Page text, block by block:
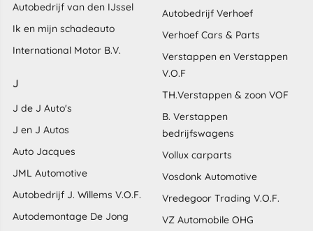
Autobedrijf van den IJssel
Ik en mijn schadeauto
International Motor B.V.
J
J de J Auto's
J en J Autos
Auto Jacques
JML Automotive
Autobedrijf J. Willems V.O.F.
Autodemontage De Jong
Autobedrijf Verhoef
Verhoef Cars & Parts
Verstappen en Verstappen
V.O.F
TH.Verstappen & zoon VOF
B. Verstappen
bedrijfswagens
Vollux carparts
Vosdonk Automotive
Vredegoor Trading V.O.F.
VZ Automobile OHG